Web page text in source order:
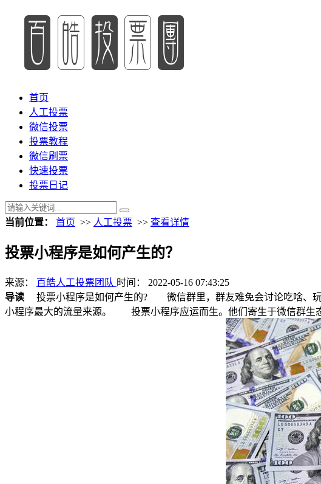
首页
人工投票
微信投票
投票教程
微信刷票
快速投票
投票日记
当前位置： 首页 >> 人工投票 >> 查看详情
投票小程序是如何产生的？
来源： 百皓人工投票团队 时间： 2022-05-16 07:43:25
导读 投票小程序是如何产生的? 微信群里，群友难免会讨论吃啥、玩
小程序最大的流量来源。 投票小程序应运而生。他们寄生于微信群生